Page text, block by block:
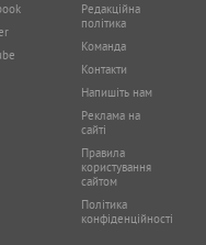
Редакційна
політика
Команда
Контакти
Напишіть нам
Реклама на
сайті
Правила
користування
сайтом
Політика
конфіденційності